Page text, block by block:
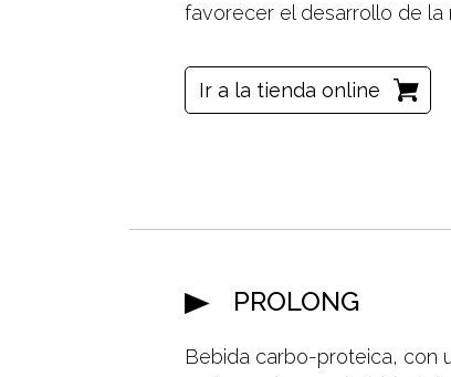
favorecer el desarrollo de la
Ir a la tienda online
PROLONG
Bebida carbo-proteica, con